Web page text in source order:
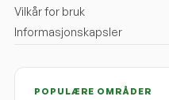
Vilkår for bruk
Informasjonskapsler
POPULÆRE OMRÅDER